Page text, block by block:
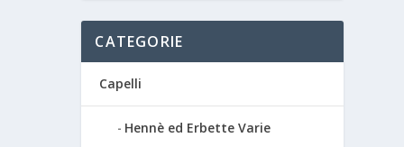
CATEGORIE
Capelli
Hennè ed Erbette Varie